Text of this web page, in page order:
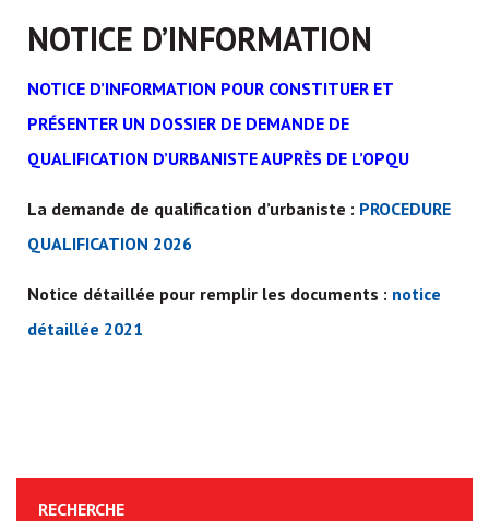
NOTICE D’INFORMATION
NOTICE D’INFORMATION POUR CONSTITUER ET
PRÉSENTER UN DOSSIER DE DEMANDE DE
QUALIFICATION D’URBANISTE AUPRÈS DE L’OPQU
La demande de qualification d’urbaniste : PROCEDURE
QUALIFICATION 2026
Notice détaillée pour remplir les documents : notice
détaillée 2021
RECHERCHE